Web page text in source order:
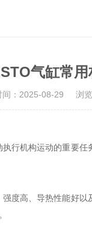
气缸常
间：2025-08-29 浏
行机构运动的重要
度高、导热性能好